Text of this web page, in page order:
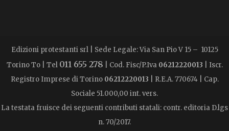
Edizioni protestanti srl | Sede Legale: Via San Pio V 15 – 10125
Torino To | Tel 011 655 278 | Cod. Fisc/P.Iva 06212220013 | Iscr.
Registro Imprese di Torino 06212220013 | R.E.A. 770674 | Cap.
Sociale 51.000,00 int. vers.
La testata fruisce dei seguenti contributi statali: contr. editoria D.lgs
n. 70/2017.